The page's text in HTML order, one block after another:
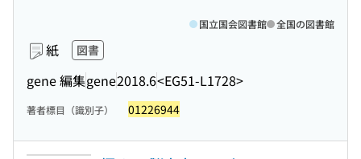
紙 図書
gene 編集gene2018.6<EG51-L1728>
国立国会図書館 全国の図書館
著者標目（識別子） 01226944